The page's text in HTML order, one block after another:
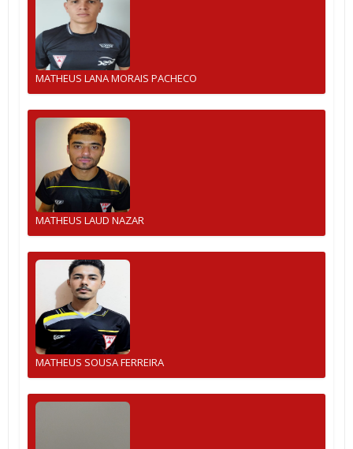
MATHEUS LANA MORAIS PACHECO
MATHEUS LAUD NAZAR
MATHEUS SOUSA FERREIRA